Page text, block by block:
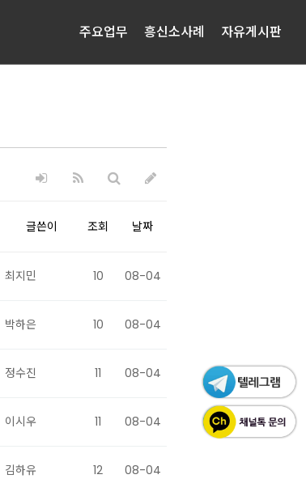
주요업무 흥신소사례 자유게시판
글쓴이 조회 날짜
최지민 10 08-04
박하은 10 08-04
정수진 11 08-04
이시우 11 08-04
김하유 12 08-04